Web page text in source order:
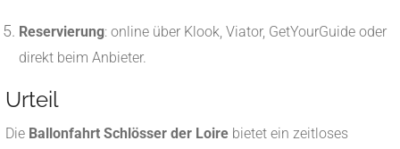
Reservierung: online über Klook, Viator, GetYourGuide oder
direkt beim Anbieter.
Urteil
Die Ballonfahrt Schlösser der Loire bietet ein zeitloses